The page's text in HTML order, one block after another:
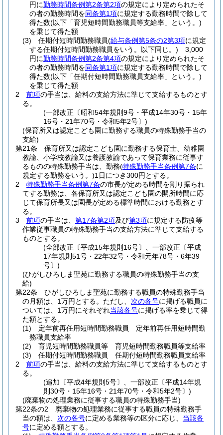
円に勤務時間条例第2条第2項の規定により定められたそ
の者の勤務時間を同条第1項に規定する勤務時間で除して
得た数(以下「育児短時間勤務職員等支給率」という。)
を乗じて得た額
(3)
任期付短時間勤務職員(給与条例第5条の2第3項に規定
する任期付短時間勤務職員をいう。以下同じ。) 3,000
円に勤務時間条例第2条第4項の規定により定められたそ
の者の勤務時間を同条第1項に規定する勤務時間で除して
得た数(以下「任期付短時間勤務職員支給率」という。)
を乗じて得た額
2
前項の手当は、給料の支給方法に準じて支給するものとす
る。
(一部改正〔昭和54年規則9号・平成14年30号・15年
16号・21年70号・令和5年2号〕)
(保育所又は認定こども園に勤務する職員の特殊勤務手当の
支給)
第21条
保育所又は認定こども園に勤務する保育士、幼稚園
教諭、小学校教諭又は養護教諭であって保育業務に従事す
るものの特殊勤務手当は、勤務(特殊勤務手当条例第7条に
規定する勤務をいう。)1日につき300円とする。
2
特殊勤務手当条例第7条の市長が定める時間を割り振られ
てする勤務は、各保育所又は認定こども園の開所時間に応
じて保育所長又は園長が定める標準時間における勤務とす
る。
3
前項の手当は、 第17条第2項及び第3項に規定する防疫等
作業従事職員の特殊勤務手当の支給方法に準じて支給する
ものとする。
(全部改正〔平成15年規則16号〕、一部改正〔平成
17年規則51号・22年32号・令和元年78号・6年39
号〕)
(ひがしひろしま聖苑に勤務する職員の特殊勤務手当の支
給)
第22条
ひがしひろしま聖苑に勤務する職員の特殊勤務手当
の月額は、1万円とする。 ただし、 次の各号に掲げる職員に
ついては、1万円にそれぞれ当該各号に掲げる率を乗じて得
た額とする。
(1)
定年前再任用短時間勤務職員 定年前再任用短時間勤
務職員支給率
(2)
育児短時間勤務職員等 育児短時間勤務職員等支給率
(3)
任期付短時間勤務職員 任期付短時間勤務職員支給率
2
前項の手当は、給料の支給方法に準じて支給するものとす
る。
(追加〔平成4年規則5号〕、一部改正〔平成14年規
則30号・15年16号・21年70号・令和5年2号〕)
(廃棄物の処理業務に従事する職員の特殊勤務手当)
第22条の2
廃棄物の処理業務に従事する職員の特殊勤務手
当の額は、 次の各号に定める業務等の区分に応じ、 当該各
号に定める額とする。